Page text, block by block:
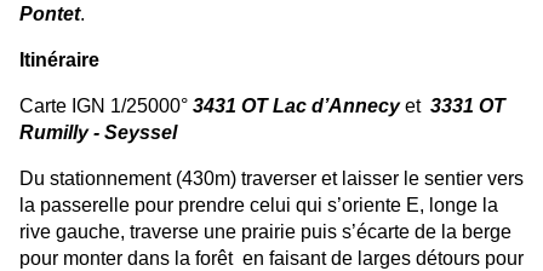
Pontet.
Itinéraire
Carte IGN 1/25000° 3431 OT Lac d’Annecyet 3331 OT
Rumilly - Seyssel
Du stationnement (430m) traverser et laisser le sentier vers
la passerelle pour prendre celui qui s’oriente E, longe la
rive gauche, traverse une prairie puis s’écarte de la berge
pour monter dans la forêt en faisant de larges détours pour